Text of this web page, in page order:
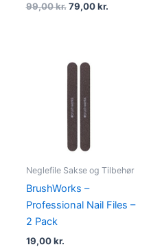
99,00kr. 79,00kr.
Neglefile Sakse og Tilbehør
BrushWorks –
Professional Nail Files –
2 Pack
19,00kr.